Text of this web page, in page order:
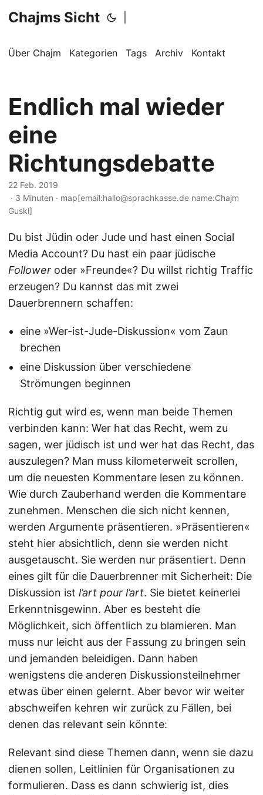
Chajms Sicht
Über Chajm Kategorien Tags Archiv Kontakt
Endlich mal wieder
eine
Richtungsdebatte
22 Feb. 2019
· 3 Minuten · map[email:hallo@sprachkasse.de name:Chajm
Guski]
Du bist Jüdin oder Jude und hast einen Social
Media Account? Du hast ein paar jüdische
Follower oder »Freunde«? Du willst richtig Traffic
erzeugen? Du kannst das mit zwei
Dauerbrennern schaffen:
eine »Wer-ist-Jude-Diskussion« vom Zaun
brechen
eine Diskussion über verschiedene
Strömungen beginnen
Richtig gut wird es, wenn man beide Themen
verbinden kann: Wer hat das Recht, wem zu
sagen, wer jüdisch ist und wer hat das Recht, das
auszulegen? Man muss kilometerweit scrollen,
um die neuesten Kommentare lesen zu können.
Wie durch Zauberhand werden die Kommentare
zunehmen. Menschen die sich nicht kennen,
werden Argumente präsentieren. »Präsentieren«
steht hier absichtlich, denn sie werden nicht
ausgetauscht. Sie werden nur präsentiert. Denn
eines gilt für die Dauerbrenner mit Sicherheit: Die
Diskussion ist l’art pour l’art. Sie bietet keinerlei
Erkenntnisgewinn. Aber es besteht die
Möglichkeit, sich öffentlich zu blamieren. Man
muss nur leicht aus der Fassung zu bringen sein
und jemanden beleidigen. Dann haben
wenigstens die anderen Diskussionsteilnehmer
etwas über einen gelernt. Aber bevor wir weiter
abschweifen kehren wir zurück zu Fällen, bei
denen das relevant sein könnte:
Relevant sind diese Themen dann, wenn sie dazu
dienen sollen, Leitlinien für Organisationen zu
formulieren. Dass es dann schwierig ist, dies